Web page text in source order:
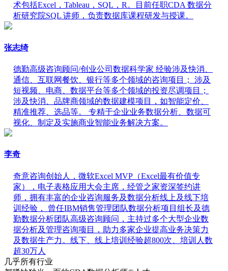
术包括Excel，Tableau，SQL，R。目前任职CDA 数据分
析研究院SQL 讲师，负责数据库课程研发与授课。
张志绮
德勤高级咨询顾问/创业公司数据科学家 经验涉及快消、
通信、互联网餐饮、银行等多个领域的咨询项目； 涉及
短视频、电商、数据平台等多个领域的投资尽调项目；
涉及快消、品牌商领域的数据建模项目，如智能定价、
精准推荐、选品等。 专精于企业业务数据分析、数据可
视化、制定及实施商业智能业务解决方案。
李奇
奇意咨询创始人，微软Excel MVP（Excel最有价值专
家），电子表格应用大会主席，经管之家资深签约讲
师，拥有丰富的企业咨询服务及数据分析线上及线下培
训经验， 曾任IBM销售管理团队数据分析项目组长及德
勤数据分析团队高级咨询顾问，主持过多个大型企业数
据分析及管理咨询项目，助力多家企业提高业务决策力
及数据生产力。线下、线上培训经验超800次、培训人数
超30万人
几乎所有行业